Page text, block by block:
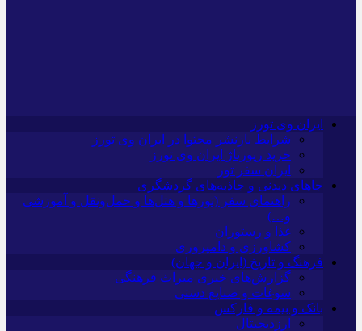
ایران وی تورز
شرایط بازنشر محتوا در ایران وی تورز
خرید رپورتاژ ایران وی تورز
ایران سفر تور
جاهای دیدنی و جاذبه‌های گردشگری
راهنمای سفر (تورها و هتل‌ها و حمل‌و‌نقل و آموزشی
و…)
غذا و رستوران
کشاورزی و دامپروری
فرهنگ و تاریخ (ایران و جهان)
گزارش‌های خبری میراث فرهنگی
سوغات و صنایع دستی
بانک و بیمه و فارکس
ارزدیجیتال